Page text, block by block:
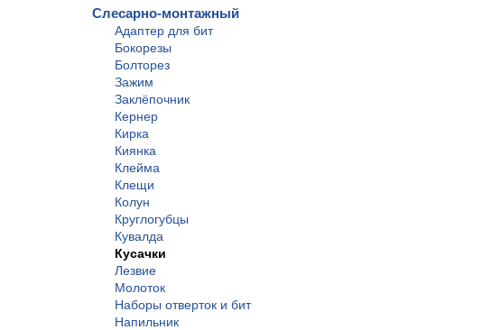
Слесарно-монтажный
Адаптер для бит
Бокорезы
Болторез
Зажим
Заклёпочник
Кернер
Кирка
Киянка
Клейма
Клещи
Колун
Круглогубцы
Кувалда
Кусачки
Лезвие
Молоток
Наборы отверток и бит
Напильник